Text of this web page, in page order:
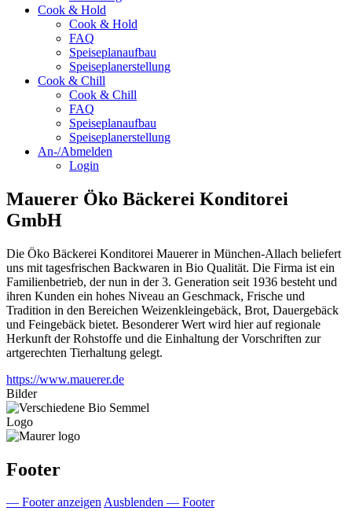
Cook & Hold
Cook & Hold
FAQ
Speiseplanaufbau
Speiseplanerstellung
Cook & Chill
Cook & Chill
FAQ
Speiseplanaufbau
Speiseplanerstellung
An-/Abmelden
Login
Mauerer Öko Bäckerei Konditorei
GmbH
Die Öko Bäckerei Konditorei Mauerer in München-Allach beliefert
uns mit tagesfrischen Backwaren in Bio Qualität. Die Firma ist ein
Familienbetrieb, der nun in der 3. Generation seit 1936 besteht und
ihren Kunden ein hohes Niveau an Geschmack, Frische und
Tradition in den Bereichen Weizenkleingebäck, Brot, Dauergebäck
und Feingebäck bietet. Besonderer Wert wird hier auf regionale
Herkunft der Rohstoffe und die Einhaltung der Vorschriften zur
artgerechten Tierhaltung gelegt.
https://www.mauerer.de
Bilder
Logo
Footer
— Footer anzeigenAusblenden — Footer